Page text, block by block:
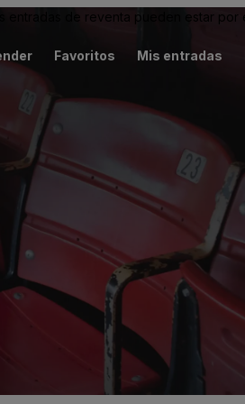
de reventa pueden estar por
Favoritos Mis entradas